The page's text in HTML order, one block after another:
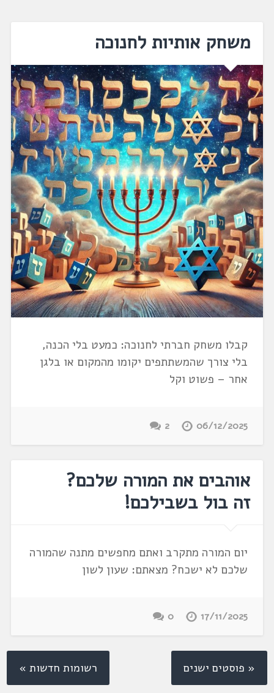
משחק אותיות לחנוכה
קבלו משחק חברתי לחנוכה: כמעט בלי הכנה,
בלי צורך שהמשתתפים יקומו מהמקום או בלגן
אחר – פשוט וקל
06/12/2025
2
אוהבים את המורה שלכם?
זה בול בשבילכם!
יום המורה מתקרב ואתם מחפשים מתנה שהמורה
שלכם לא ישכח? מצאתם: שעון לשון
17/11/2025
0
« פוסטים ישנים רשומות חדשות »